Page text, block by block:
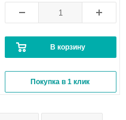
В корзину
Покупка в 1 клик